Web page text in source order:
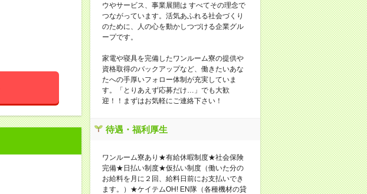
ウやサービス、事業展開は すべてその理念で
つながっています。活気あふれる社会づくり
のために、人の心を動かしつづける企業グル
ープです。
家電や寝具を完備したワンルーム寮の提供や
資格取得のバックアップなど、働きたいあな
たへの手厚いフォロー体制が充実していま
す。「とりあえず応募だけ…」でも大歓
迎！！まずはお気軽にご連絡下さい！
待遇・福利厚生
ワンルーム寮あり★有給休暇制度★社会保険
完備★日払い制度★仮払い制度（働いた分の
お給料を月に２回、給料日前にお支払いでき
ます。）★ケイテムOH! EN隊（各種機材の貸